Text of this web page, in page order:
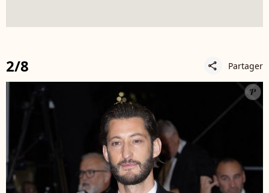
2/8 share Partager